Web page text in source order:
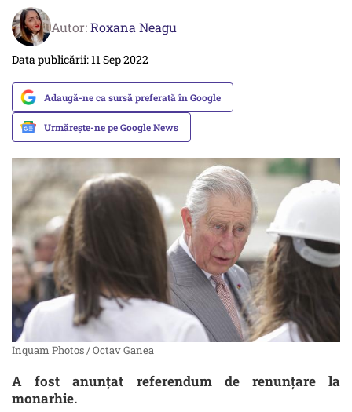
Autor:Roxana Neagu
Data publicării: 11 Sep 2022
Adaugă-ne ca sursă preferată în Google
Urmărește-ne pe Google News
Inquam Photos / Octav Ganea
A fost anunțat referendum de renunțare la
monarhie.